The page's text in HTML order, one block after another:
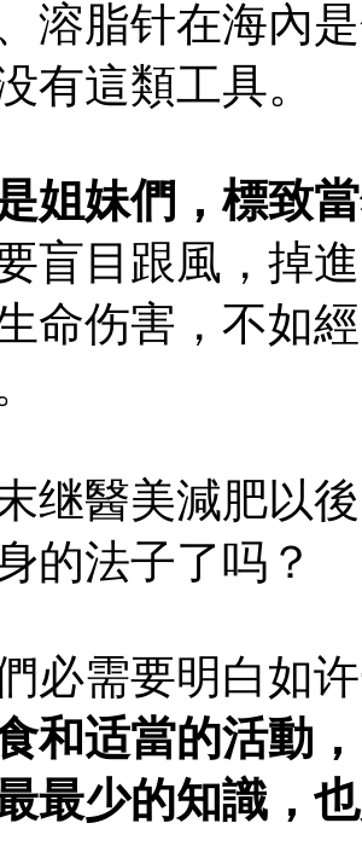
溶脂针在海內
有這類工具。
姐妹們，標致
盲目跟風，掉
命伤害，不如
继醫美減肥以
的法子了吗？
必需要明白如
和适當的活動
最少的知識，